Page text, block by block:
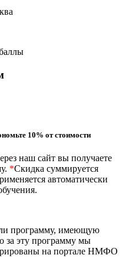
науки
работа
и
в
10% от стоимости
наш сайт вы получаете
*Скидка суммируется
автоматически
программу, имеющую
за эту программу мы
на портале НМФО